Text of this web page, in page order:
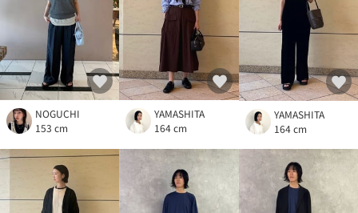
NOGUCHI
153 cm
YAMASHITA
164 cm
YAMASHITA
164 cm